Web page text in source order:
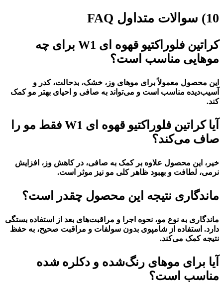
10) سوالات متداول FAQ
کراتین فلوراکتیو قهوه ای W1 برای چه
موهایی مناسب است؟
این محصول معمولاً برای موهای وز، خشک، بدحالت، کدر و
آسیب‌دیده مناسب است و می‌تواند به صافی و احیای بهتر مو کمک
کند.
آیا کراتین فلوراکتیو قهوه ای W1 فقط مو را
صاف می‌کند؟
خیر، این محصول علاوه بر کمک به صافی، در کاهش وز، افزایش
نرمی، لطافت و بهبود ظاهر کلی مو نیز موثر است.
ماندگاری نتیجه این محصول چقدر است؟
ماندگاری به نوع مو، نحوه اجرا و مراقبت‌های بعد از استفاده بستگی
دارد. استفاده از شامپوی بدون سولفات و مراقبت صحیح، به حفظ
نتیجه کمک می‌کند.
آیا برای موهای رنگ‌شده و دکلره شده
مناسب است؟